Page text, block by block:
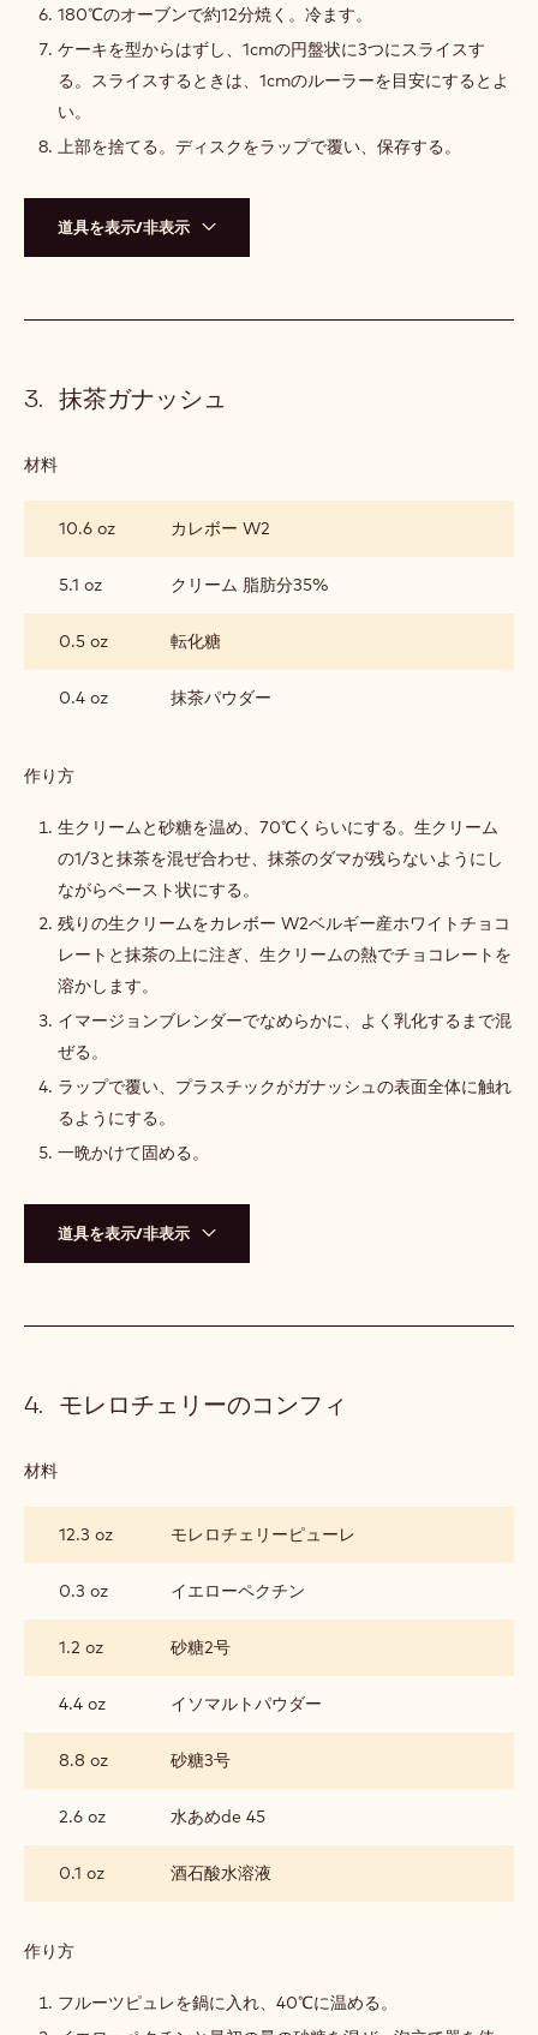
180℃のオーブンで約12分焼く。冷ます。
ケーキを型からはずし、1cmの円盤状に3つにスライスす
る。スライスするときは、1cmのルーラーを目安にするとよ
い。
上部を捨てる。ディスクをラップで覆い、保存する。
道具を表示/非表示
抹茶ガナッシュ
材料
ガ
ナ
ッ
10.6 oz カレボー W2
5.1 oz クリーム 脂肪分35%
0.5 oz 転化糖
0.4 oz 抹茶パウダー
作り方
茶
ナ
ッ
ュ
生クリームと砂糖を温め、70℃くらいにする。生クリーム
の1/3と抹茶を混ぜ合わせ、抹茶のダマが残らないようにし
ながらペースト状にする。
残りの生クリームをカレボー W2ベルギー産ホワイトチョコ
レートと抹茶の上に注ぎ、生クリームの熱でチョコレートを
溶かします。
イマージョンブレンダーでなめらかに、よく乳化するまで混
ぜる。
ラップで覆い、プラスチックがガナッシュの表面全体に触れ
るようにする。
一晩かけて固める。
道具を表示/非表示
モレロチェリーのコンフィ
材料
ロ
チ
ェ
の
コ
ン
12.3 oz モレロチェリーピューレ
0.3 oz イエローペクチン
1.2 oz 砂糖2号
4.4 oz イソマルトパウダー
8.8 oz 砂糖3号
2.6 oz 水あめde 45
0.1 oz 酒石酸水溶液
作り方
レ
フルーツピュレを鍋に入れ、40℃に温める。